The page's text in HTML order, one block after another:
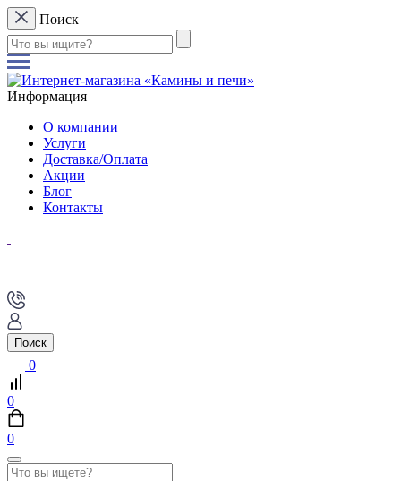
Поиск
Информация
О компании
Услуги
Доставка/Оплата
Акции
Блог
Контакты
Поиск
0
0
0